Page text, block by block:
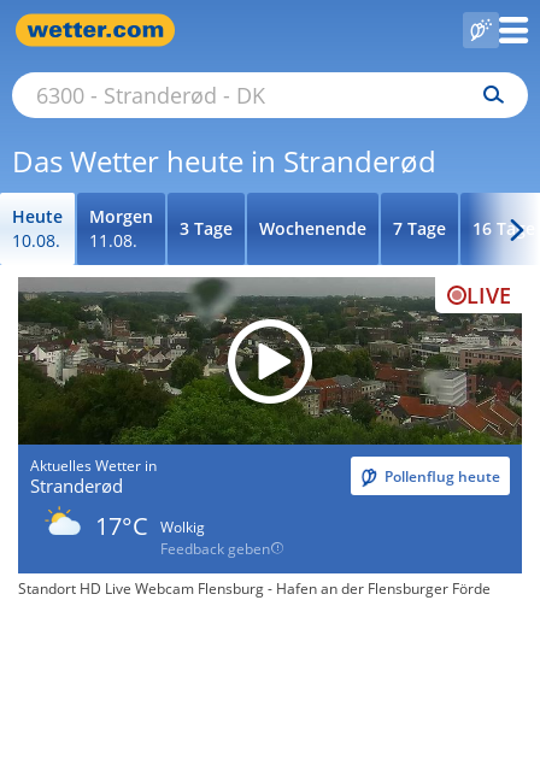
Das Wetter heute in Stranderød
Heute
10.08.
Morgen
11.08.
3 Tage Wochenende 7 Tage 16 Tage
LIVE
Aktuelles Wetter in
Stranderød Pollenflug heute
17°C
Wolkig
Feedback geben
Standort HD Live Webcam Flensburg - Hafen an der Flensburger Förde